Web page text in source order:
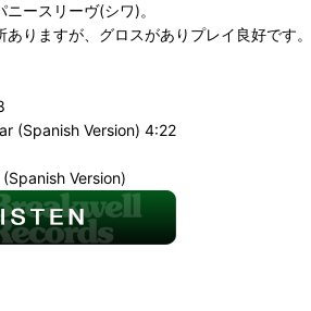
ースリーヴ(シワ)。
りますが、グロスがありプレイ良好です。
(Spanish Version) 4:22
Version)